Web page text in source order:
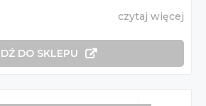
czytaj więcej
DO SKLEPU